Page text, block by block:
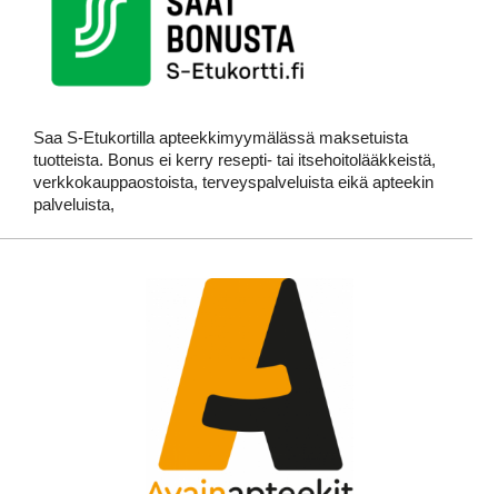
Saa S-Etukortilla apteekkimyymälässä maksetuista
tuotteista. Bonus ei kerry resepti- tai itsehoitolääkkeistä,
verkkokauppaostoista, terveyspalveluista eikä apteekin
palveluista,